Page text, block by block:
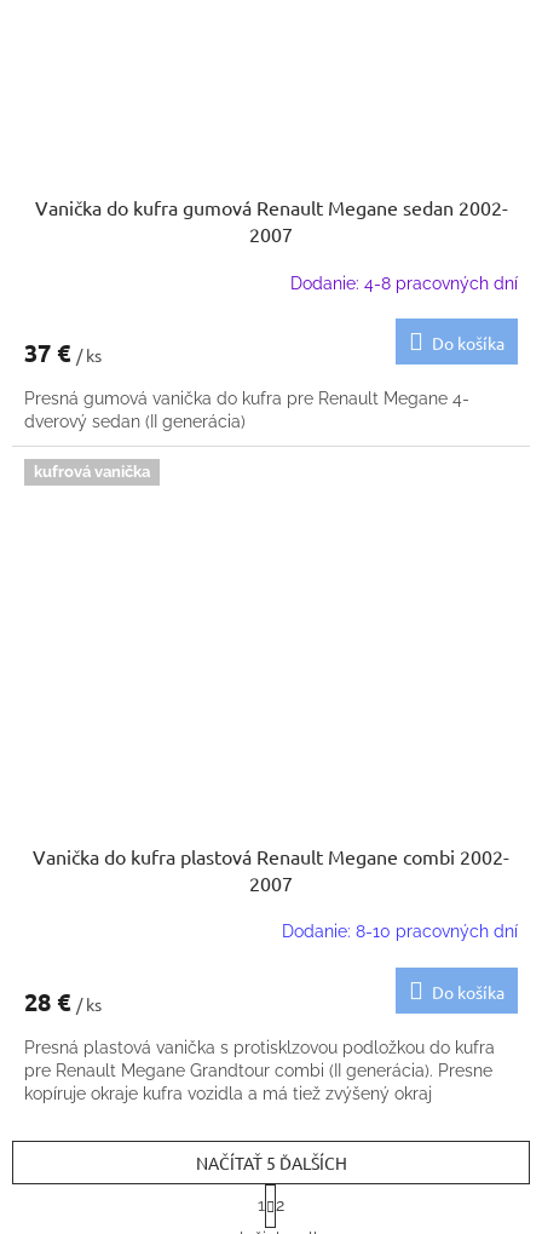
Vanička do kufra gumová Renault Megane sedan 2002-
2007
Dodanie: 4-8 pracovných dní
37 € / ks
Do košíka
Presná gumová vanička do kufra pre Renault Megane 4-
dverový sedan (II generácia)
kufrová vanička
Vanička do kufra plastová Renault Megane combi 2002-
2007
Dodanie: 8-10 pracovných dní
28 € / ks
Do košíka
Presná plastová vanička s protisklzovou podložkou do kufra
pre Renault Megane Grandtour combi (II generácia). Presne
kopíruje okraje kufra vozidla a má tiež zvýšený okraj
O
NAČÍTAŤ 5 ĎALŠÍCH
S
t
1 2